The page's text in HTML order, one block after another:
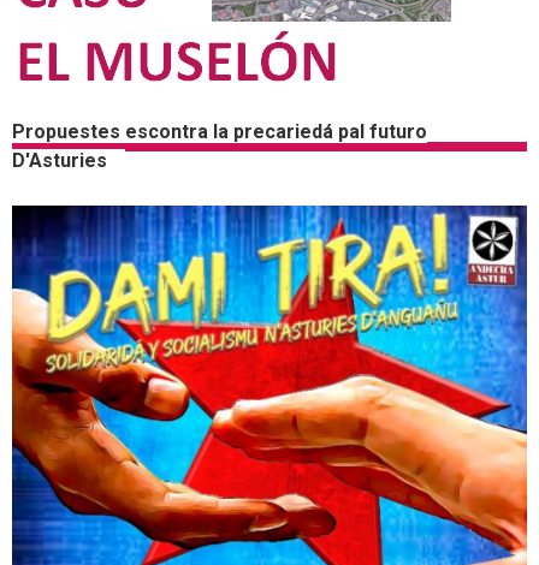
Propuestes escontra la precariedá pal futuro
D'Asturies